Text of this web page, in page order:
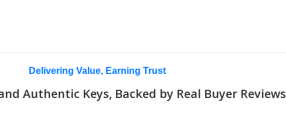
Delivering Value, Earning Trust
Authentic Keys, Backed by Real Buyer Reviews